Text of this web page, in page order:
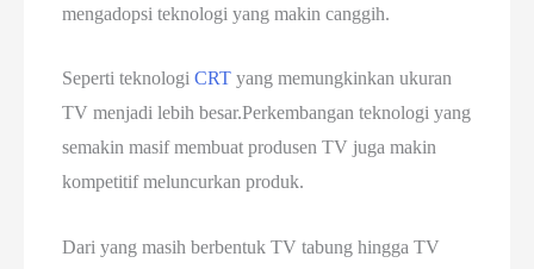
mengadopsi teknologi yang makin canggih.
Seperti teknologi CRT yang memungkinkan ukuran
TV menjadi lebih besar.Perkembangan teknologi yang
semakin masif membuat produsen TV juga makin
kompetitif meluncurkan produk.
Dari yang masih berbentuk TV tabung hingga TV